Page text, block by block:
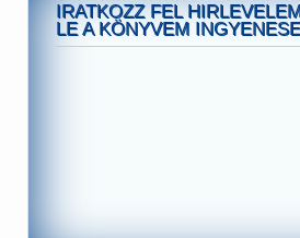
IRATKOZZ FEL
LE A KÖNYVEM